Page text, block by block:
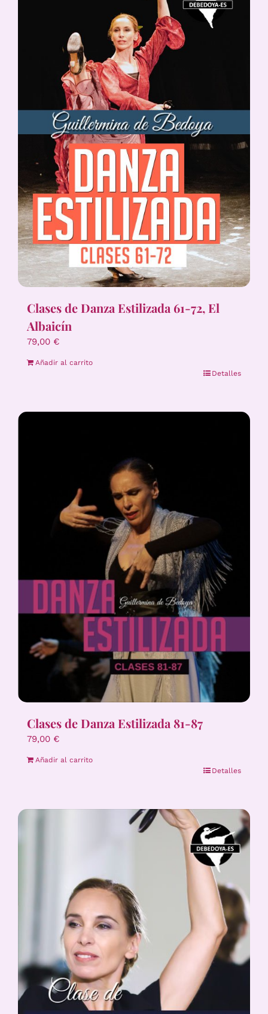
Clases de Danza Estilizada 61-72, El
Albaicín
79,00 €
Añadir al carrito
Detalles
Clases de Danza Estilizada 81-87
79,00 €
Añadir al carrito
Detalles